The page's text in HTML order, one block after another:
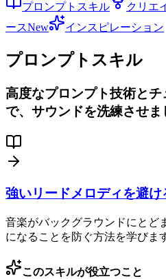
プロンプトスキル
クリエ
ースNew インスピレーション
プロンプトスキル
高度なプロンプト技術と
で、サウンドを洗練させま
強いリードメロディを避け
音楽がバックグラウンドにとど
になることを防ぐ方法を学びま
このスキルが役立つこと